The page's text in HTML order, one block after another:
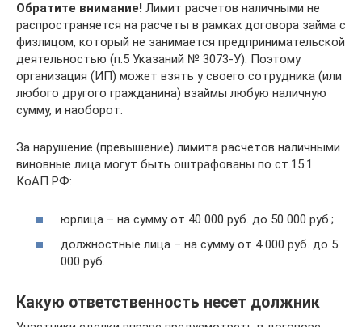
Обратите внимание! Лимит расчетов наличными не
распространяется на расчеты в рамках договора займа с
физлицом, который не занимается предпринимательской
деятельностью (п.5 Указаний № 3073-У). Поэтому
организация (ИП) может взять у своего сотрудника (или
любого другого гражданина) взаймы любую наличную
сумму, и наоборот.
За нарушение (превышение) лимита расчетов наличными
виновные лица могут быть оштрафованы по ст.15.1
КоАП РФ:
юрлица – на сумму от 40 000 руб. до 50 000 руб.;
должностные лица – на сумму от 4 000 руб. до 5
000 руб.
Какую ответственность несет должник